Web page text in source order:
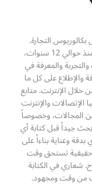
على بكالوريوس التجارة.
أعمل في مجال الديجيتال ماركتنج منذ حوالي 12 سنوات،
والمعرفة في
والإطلاع على كل ما
الإنترنت. متابع
الإتصالات والإنترنت
المجالات، وخصوصاً
جيداً قبل كتابة أي
وعناية بناءاً على
حقيقية تستحق وقت
شعاري في الكتابة
من وقت ومجهود.